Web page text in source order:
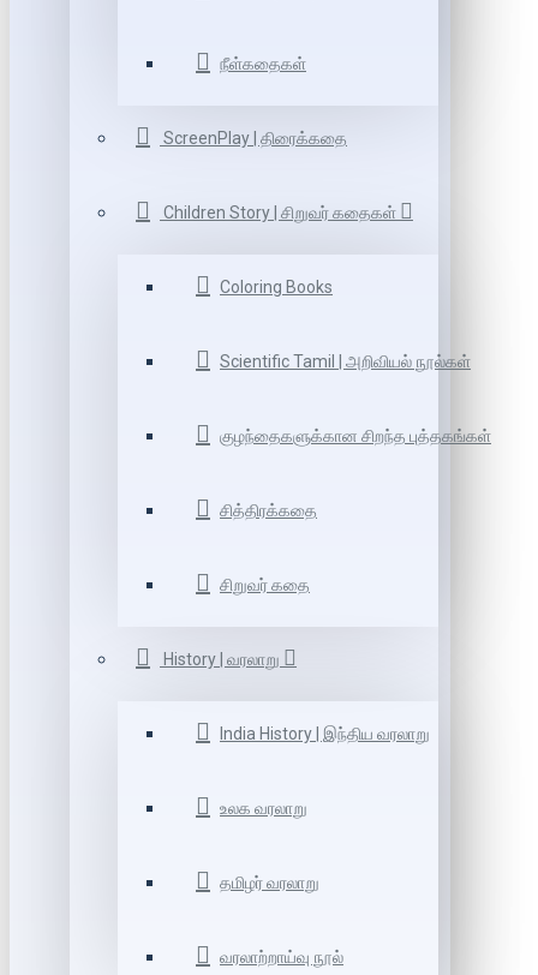
நீள்கதைகள்
ScreenPlay | திரைக்கதை
Children Story | சிறுவர் கதைகள்
Coloring Books
Scientific Tamil | அறிவியல் நூல்கள்
குழந்தைகளுக்கான சிறந்த புத்தகங்கள்
சித்திரக்கதை
சிறுவர் கதை
History | வரலாறு
India History | இந்திய வரலாறு
உலக வரலாறு
தமிழர் வரலாறு
வரலாற்றாய்வு நூல்